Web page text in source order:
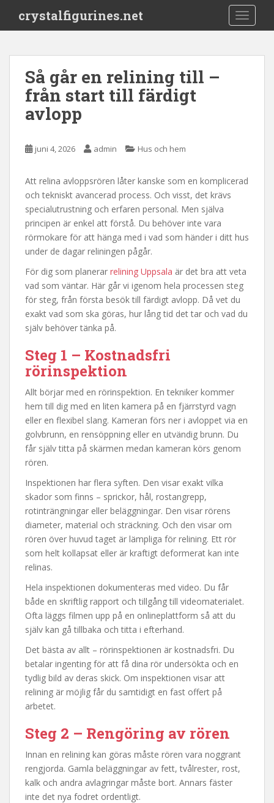
i
crystalfigurines.net
Så går en relining till –
från start till färdigt
avlopp
juni 4, 2026 admin Hus och hem
Att relina avloppsrören låter kanske som en komplicerad
och tekniskt avancerad process. Och visst, det krävs
specialutrustning och erfaren personal. Men själva
principen är enkel att förstå. Du behöver inte vara
rörmokare för att hänga med i vad som händer i ditt hus
under de dagar reliningen pågår.
För dig som planerar relining Uppsala är det bra att veta
vad som väntar. Här går vi igenom hela processen steg
för steg, från första besök till färdigt avlopp. Då vet du
exakt vad som ska göras, hur lång tid det tar och vad du
själv behöver tänka på.
Steg 1 – Kostnadsfri
rörinspektion
Allt börjar med en rörinspektion. En tekniker kommer
hem till dig med en liten kamera på en fjärrstyrd vagn
eller en flexibel slang. Kameran förs ner i avloppet via en
golvbrunn, en rensöppning eller en utvändig brunn. Du
får själv titta på skärmen medan kameran körs genom
rören.
Inspektionen har flera syften. Den visar exakt vilka
skador som finns – sprickor, hål, rostangrepp,
rotinträngningar eller beläggningar. Den visar rörens
diameter, material och sträckning. Och den visar om
rören över huvud taget är lämpliga för relining. Ett rör
som helt kollapsat eller är kraftigt deformerat kan inte
relinas.
Hela inspektionen dokumenteras med video. Du får
både en skriftlig rapport och tillgång till videomaterialet.
Ofta läggs filmen upp på en onlineplattform så att du
själv kan gå tillbaka och titta i efterhand.
Det bästa av allt – rörinspektionen är kostnadsfri. Du
betalar ingenting för att få dina rör undersökta och en
tydlig bild av deras skick. Om inspektionen visar att
relining är möjlig får du samtidigt en fast offert på
arbetet.
Steg 2 – Rengöring av rören
Innan en relining kan göras måste rören vara noggrant
rengjorda. Gamla beläggningar av fett, tvålrester, rost,
kalk och andra avlagringar måste bort. Annars fäster
inte det nya fodret ordentligt.